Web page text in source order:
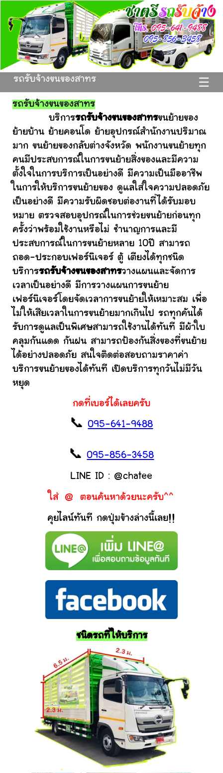
☰
รถรับจ้างขนของสาทร
รถรับจ้างขนของสาทร
บริการรถรับจ้างขนของสาทรขนย้ายของ
ย้ายบ้าน ย้ายคอนโด ย้ายอุปกรณ์สำนักงานปริมาณ
มาก ขนย้ายของกลับต่างจังหวัด พนักงานขนย้ายทุก
คนมีประสบการณ์ในการขนย้ายสิ่งของและมีความ
ตั้งใจในการบริการเป็นอย่างดี มีความเป็นมืออาชีพ
ในการให้บริการขนย้ายของ ดูแลใส่ใจความปลอดภัย
เป็นอย่างดี มีความรับผิดชอบต่องานที่ได้รับมอบ
หมาย ตรวจสอบอุปกรณ์ในการช่วยขนย้ายก่อนทุก
ครั้งว่าพร้อมใช้งานหรือไม่ ชำนาญการและมี
ประสบการณ์ในการขนย้ายหลาย 10ปี สามารถ
ถอด-ประกอบเฟอร์นิเจอร์ ตู้ เตียงได้ทุกชนิด
บริการรถรับจ้างขนของสาทรวางแผนและจัดการ
เวลาเป็นอย่างดี มีการวางแผนการขนย้าย
เฟอร์นิเจอร์โดยจัดเวลาการขนย้ายให้เหมาะสม เพื่อ
ไม่ให้เสียเวลาในการขนย้ายมากเกินไป รถทุกคันได้
รับการดูแลเป็นพิเศษสามารถใช้งานได้ทันที มีผ้าใบ
คลุมกันแดด กันฝน สามารถป้องกันสิ่งของที่ขนย้าย
ได้อย่างปลอดภัย สนใจติดต่อสอบถามราคาค่า
บริการขนย้ายของได้ทันที เปิดบริการทุกวันไม่มีวัน
หยุด
กดที่เบอร์ได้เลยครับ
📞095-641-9488
📞095-856-3458
LINE ID : @chatee
ใส่ @ ตอนค้นหาด้วยนะครับ^^
คุยไลน์ทันที กดปุ่มข้างล่างนี้เลย!!
ชนิดรถที่ให้บริการ